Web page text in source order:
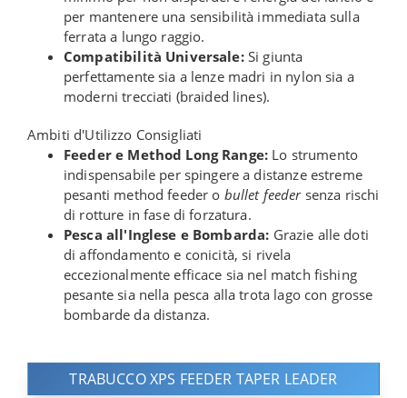
per mantenere una sensibilità immediata sulla
ferrata a lungo raggio.
Compatibilità Universale:Si giunta
perfettamente sia a lenze madri in nylon sia a
moderni trecciati (braided lines).
Ambiti d'Utilizzo Consigliati
Feeder e Method Long Range: Lo strumento
indispensabile per spingere a distanze estreme
pesanti method feeder o bullet feedersenza rischi
di rotture in fase di forzatura.
Pesca all'Inglese e Bombarda: Grazie alle doti
di affondamento e conicità, si rivela
eccezionalmente efficace sia nel match fishing
pesante sia nella pesca alla trota lago con grosse
bombarde da distanza.
TRABUCCO XPS FEEDER TAPER LEADER